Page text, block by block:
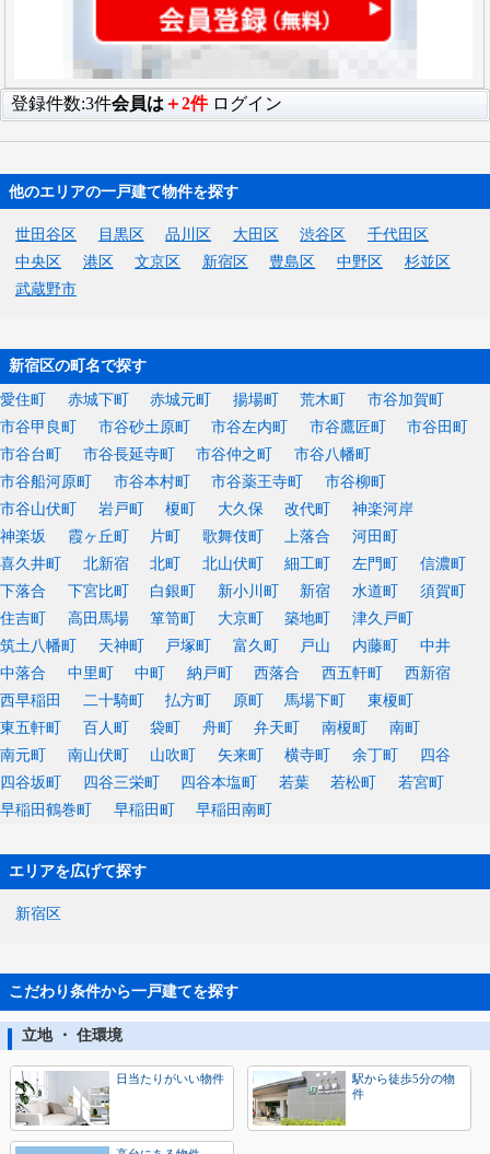
登録件数:3件会員は ＋2件 ログイン
他のエリアの一戸建て物件を探す
世田谷区 目黒区 品川区 大田区 渋谷区
千代田区
中央区
港区 文京区 新宿区 豊島区 中野区
杉並区
武蔵野市
新宿区の町名で探す
愛住町 赤城下町 赤城元町 揚場町 荒木町
市谷加賀町
市谷甲良町
市谷砂土原町 市谷左内町 市谷鷹匠町
市谷田町
市谷台町
市谷長延寺町 市谷仲之町
市谷八幡町
市谷船河原町
市谷本村町 市谷薬王寺町
市谷柳町
市谷山伏町
岩戸町 榎町 大久保 改代町
神楽河岸
神楽坂
霞ヶ丘町 片町 歌舞伎町 上落合
河田町
喜久井町
北新宿 北町 北山伏町 細工町 左門町
信濃町
下落合
下宮比町 白銀町 新小川町 新宿 水道町
須賀町
住吉町
高田馬場 箪笥町 大京町 築地町
津久戸町
筑土八幡町
天神町 戸塚町 富久町 戸山 内藤町
中井
中落合
中里町 中町 納戸町 西落合 西五軒町
西新宿
西早稲田
二十騎町 払方町 原町 馬場下町
東榎町
東五軒町
百人町 袋町 舟町 弁天町 南榎町
南町
南元町
南山伏町 山吹町 矢来町 横寺町 余丁町
四谷
四谷坂町
四谷三栄町 四谷本塩町 若葉 若松町
若宮町
早稲田鶴巻町
早稲田町 早稲田南町
エリアを広げて探す
新宿区
こだわり条件から一戸建てを探す
立地 ・ 住環境
日当たりがいい物件
駅から徒歩5分の物
件